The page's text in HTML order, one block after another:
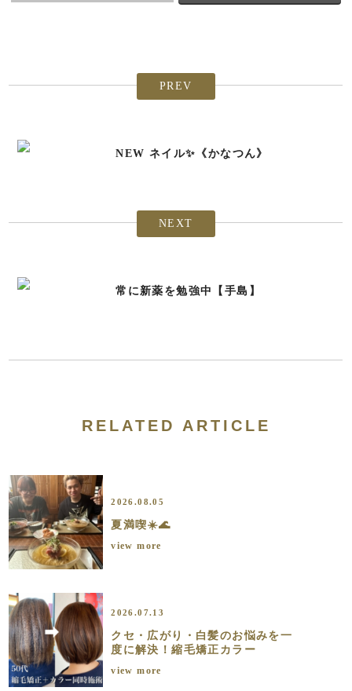
PREV
NEW ネイル✨《かなつん》
NEXT
常に新薬を勉強中【手島】
RELATED ARTICLE
2026.08.05
夏満喫☀️🌊
view more
2026.07.13
クセ・広がり・白髪のお悩みを一
度に解決！縮毛矯正カラー
view more